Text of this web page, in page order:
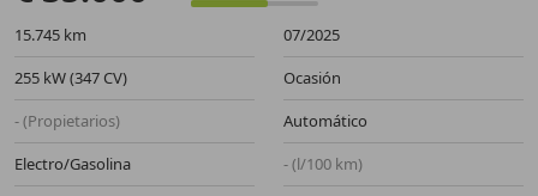
15.745 km
07/2025
255 kW (347 CV)
Ocasión
- (Propietarios)
Automático
Electro/Gasolina
- (l/100 km)